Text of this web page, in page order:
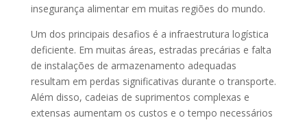
insegurança alimentar em muitas regiões do mundo.
Um dos principais desafios é a infraestrutura logística
deficiente. Em muitas áreas, estradas precárias e falta
de instalações de armazenamento adequadas
resultam em perdas significativas durante o transporte.
Além disso, cadeias de suprimentos complexas e
extensas aumentam os custos e o tempo necessários